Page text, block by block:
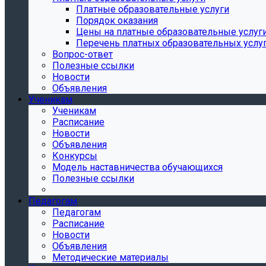
Платные образовательные услуги
Порядок оказания
Цены на платные образовательные
Перечень платных образовательных
Вопрос-ответ
Полезные ссылки
Новости
Объявления
Ученикам
Ученикам
Расписание
Новости
Объявления
Конкурсы
Модель наставничества обучающихся
Полезные ссылки
Педагогам
Педагогам
Расписание
Новости
Объявления
Методические материалы